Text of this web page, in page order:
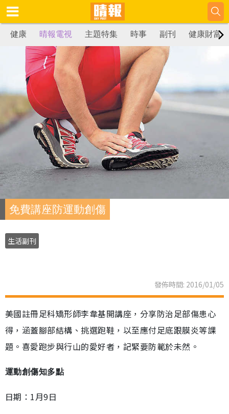
健康 晴報電視 主題特集 時事 副刊 健康財富
免費講座防運動創傷
生活副刊
發佈時間: 2016/01/05
美國註冊足科矯形師李韋基開講座，分享防治足部傷患心
得，涵蓋腳部結構、挑選跑鞋，以至應付足底跟膜炎等課
題。喜愛跑步與行山的愛好者，記緊要防範於未然。
運動創傷知多點
日期：1月9日